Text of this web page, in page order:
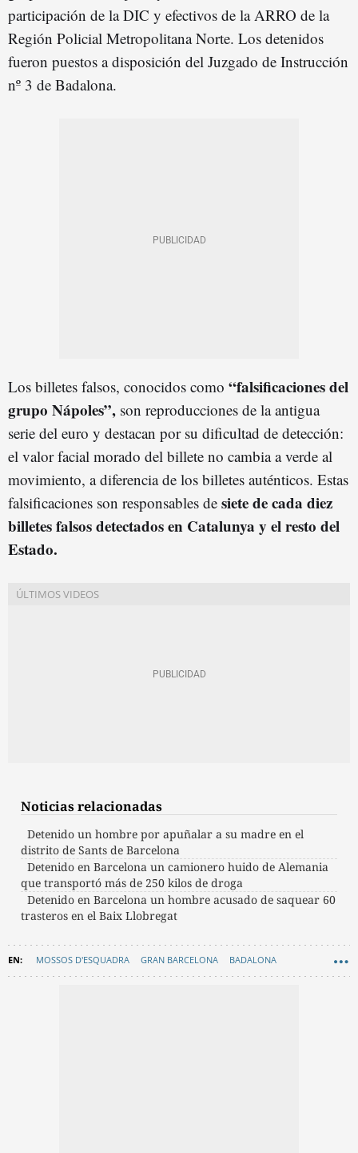
participación de la DIC y efectivos de la ARRO de la
Región Policial Metropolitana Norte. Los detenidos
fueron puestos a disposición del Juzgado de Instrucción
nº 3 de Badalona.
Los billetes falsos, conocidos como “falsificaciones del
grupo Nápoles”, son reproducciones de la antigua
serie del euro y destacan por su dificultad de detección:
el valor facial morado del billete no cambia a verde al
movimiento, a diferencia de los billetes auténticos. Estas
falsificaciones son responsables de siete de cada diez
billetes falsos detectados en Catalunya y el resto del
Estado.
Noticias relacionadas
Detenido un hombre por apuñalar a su madre en el
distrito de Sants de Barcelona
Detenido en Barcelona un camionero huido de Alemania
que transportó más de 250 kilos de droga
Detenido en Barcelona un hombre acusado de saquear 60
trasteros en el Baix Llobregat
MOSSOS D'ESQUADRA GRAN BARCELONA BADALONA